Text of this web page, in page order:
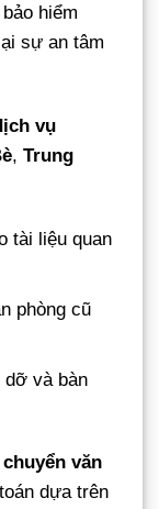
hiểm
sự an tâm
vụ
, Trung
tài liệu quan
phòng cũ
dỡ và bàn
văn
dựa trên